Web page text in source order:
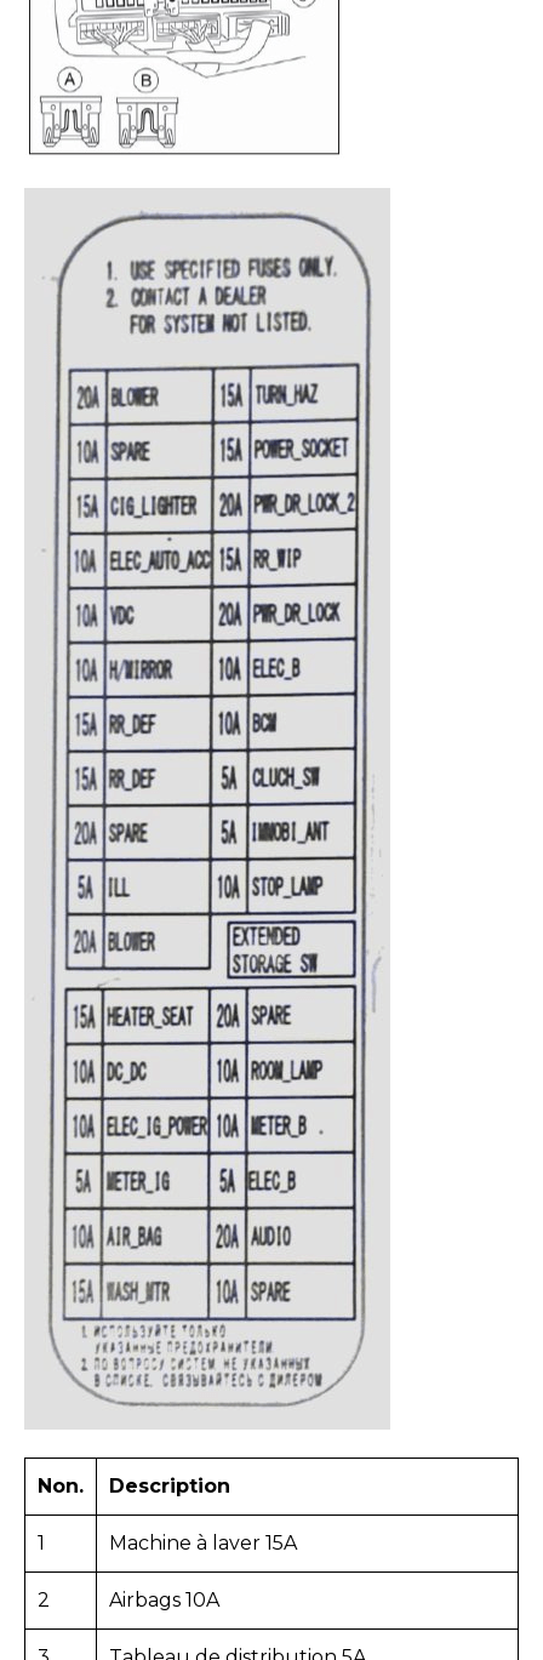
Non. Description
1 Machine à laver 15A
2 Airbags 10A